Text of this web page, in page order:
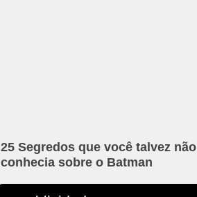
25 Segredos que você talvez não
conhecia sobre o Batman